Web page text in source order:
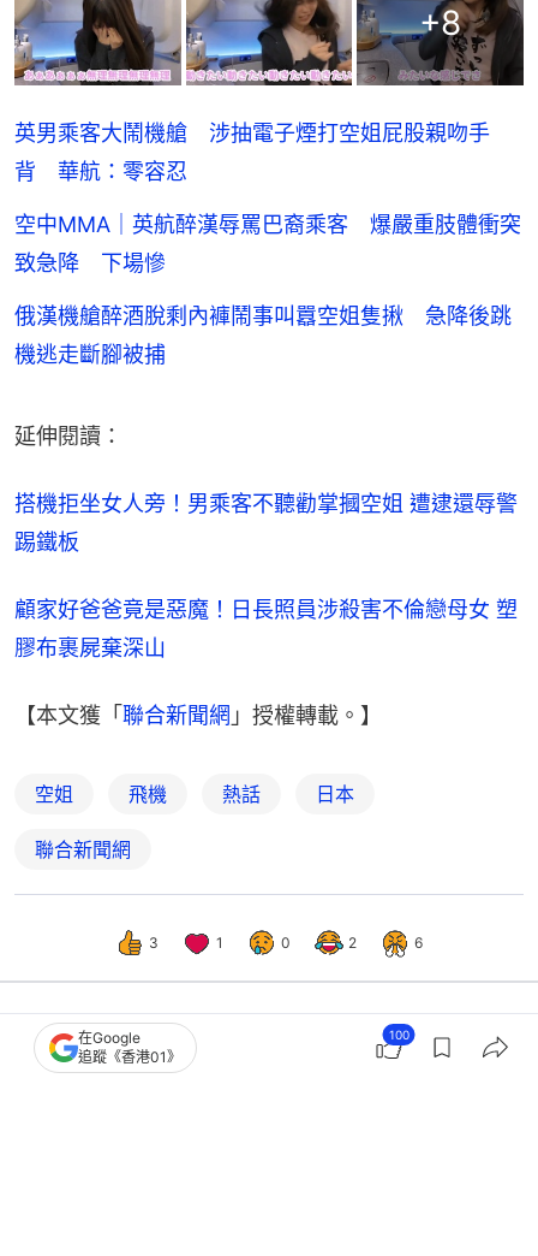
+8
英男乘客大鬧機艙 涉抽電子煙打空姐屁股親吻手
背 華航：零容忍
空中MMA｜英航醉漢辱罵巴裔乘客 爆嚴重肢體衝突
致急降 下場慘
俄漢機艙醉酒脫剩內褲鬧事叫囂空姐隻揪 急降後跳
機逃走斷腳被捕
延伸閱讀：
搭機拒坐女人旁！男乘客不聽勸掌摑空姐 遭逮還辱警
踢鐵板
顧家好爸爸竟是惡魔！日長照員涉殺害不倫戀母女 塑
膠布裹屍棄深山
【本文獲「 聯合新聞網 」授權轉載。】
空姐 飛機 熱話 日本
聯合新聞網
3 1 0 2 6
熱話 熱爆話題
在Google
追蹤《香港01》
100